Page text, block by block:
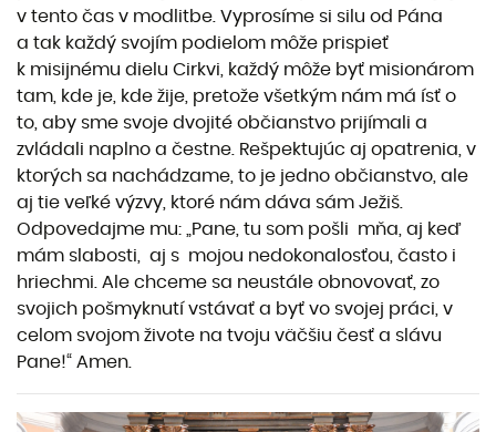
v tento čas v modlitbe. Vyprosíme si silu od Pána
a tak každý svojím podielom môže prispieť
k misijnému dielu Cirkvi, každý môže byť misionárom
tam, kde je, kde žije, pretože všetkým nám má ísť o
to, aby sme svoje dvojité občianstvo prijímali a
zvládali naplno a čestne. Rešpektujúc aj opatrenia, v
ktorých sa nachádzame, to je jedno občianstvo, ale
aj tie veľké výzvy, ktoré nám dáva sám Ježiš.
Odpovedajme mu: „Pane, tu som pošli mňa, aj keď
mám slabosti, aj s mojou nedokonalosťou, často i
hriechmi. Ale chceme sa neustále obnovovať, zo
svojich pošmyknutí vstávať a byť vo svojej práci, v
celom svojom živote na tvoju väčšiu česť a slávu
Pane!“ Amen.